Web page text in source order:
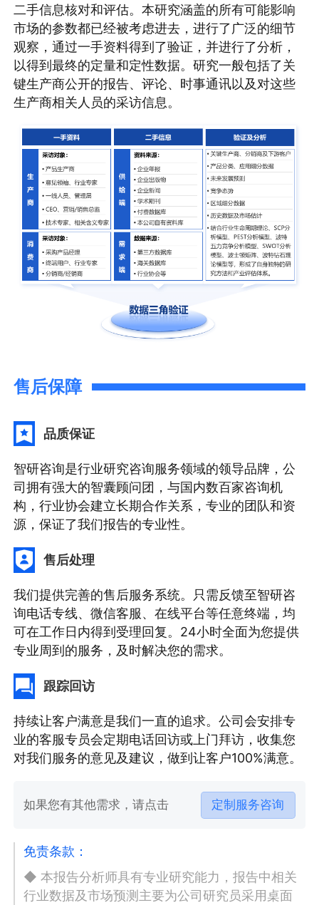
二手信息核对和评估。本研究涵盖的所有可能影响
市场的参数都已经被考虑进去，进行了广泛的细节
观察，通过一手资料得到了验证，并进行了分析，
以得到最终的定量和定性数据。研究一般包括了关
键生产商公开的报告、评论、时事通讯以及对这些
生产商相关人员的采访信息。
售后保障
品质保证
智研咨询是行业研究咨询服务领域的领导品牌，公
司拥有强大的智囊顾问团，与国内数百家咨询机
构，行业协会建立长期合作关系，专业的团队和资
源，保证了我们报告的专业性。
售后处理
我们提供完善的售后服务系统。只需反馈至智研咨
询电话专线、微信客服、在线平台等任意终端，均
可在工作日内得到受理回复。24小时全面为您提供
专业周到的服务，及时解决您的需求。
跟踪回访
持续让客户满意是我们一直的追求。公司会安排专
业的客服专员会定期电话回访或上门拜访，收集您
对我们服务的意见及建议，做到让客户100%满意。
如果您有其他需求，请点击 定制服务咨询
免责条款：
◆ 本报告分析师具有专业研究能力，报告中相关
行业数据及市场预测主要为公司研究员采用桌面